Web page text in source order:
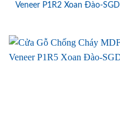
Veneer P1R2 Xoan Đào-SGD